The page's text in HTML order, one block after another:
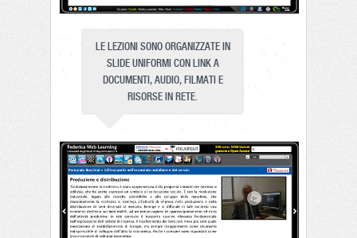
LE LEZIONI SONO ORGANIZZATE IN
SLIDE UNIFORMI CON LINK A
DOCUMENTI, AUDIO, FILMATI E
RISORSE IN RETE.